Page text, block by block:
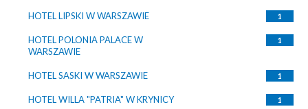
HOTEL LIPSKI W WARSZAWIE 1
HOTEL POLONIA PALACE W
WARSZAWIE
1
HOTEL SASKI W WARSZAWIE 1
HOTEL WILLA "PATRIA" W KRYNICY 1